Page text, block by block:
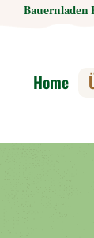
Bauernladen
Home